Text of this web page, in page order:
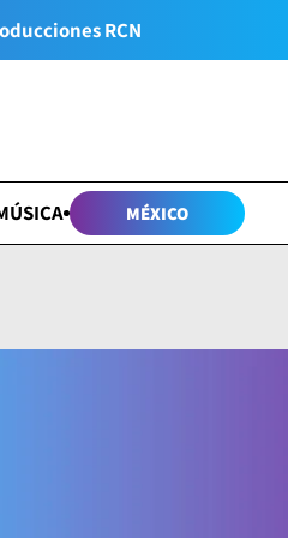
RCN
MÉXICO